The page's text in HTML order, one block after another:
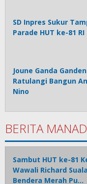
SD Inpres Sukur
Parade HUT ke-81
Joune Ganda
Ratulangi Bangun
Nino
BERITA
Sambut HUT ke-81
Wawali Richard
Bendera Merah Pu…